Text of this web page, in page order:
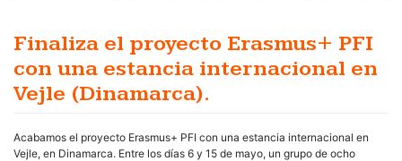
Finaliza el proyecto Erasmus+ PFI
con una estancia internacional en
Vejle (Dinamarca).
Acabamos el proyecto Erasmus+ PFI con una estancia internacional en
Vejle, en Dinamarca. Entre los días 6 y 15 de mayo, un grupo de ocho